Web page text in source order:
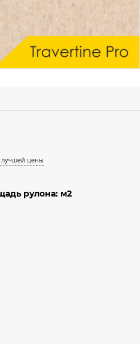
лучшей цены
рулона: м2